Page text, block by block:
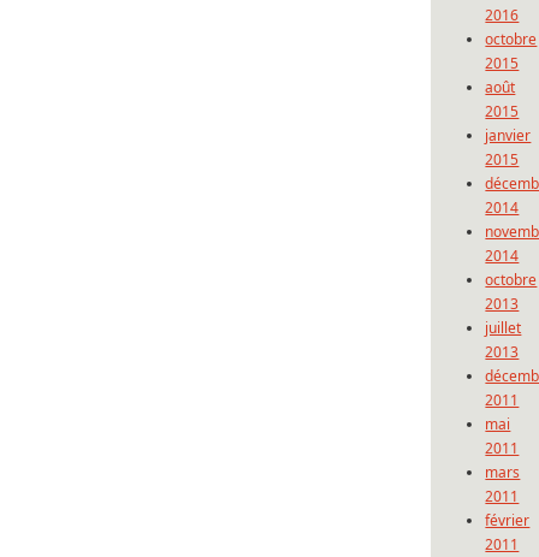
2016
octobre
2015
août
2015
janvier
2015
2014
2014
octobre
2013
juillet
2013
2011
mai
2011
mars
2011
février
2011